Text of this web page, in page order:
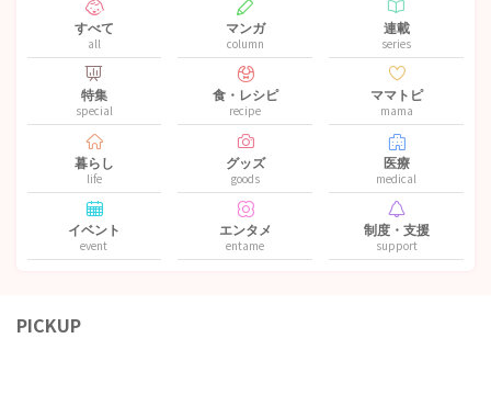
すべて
all
マンガ
column
連載
series
特集
special
食・レシピ
recipe
ママトピ
mama
暮らし
life
グッズ
goods
医療
medical
イベント
event
エンタメ
entame
制度・支援
support
PICKUP